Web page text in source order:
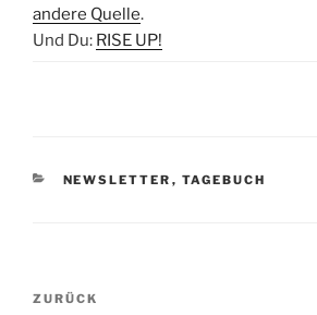
andere Quelle.
Und Du: RISE UP!
KATEGORIEN
NEWSLETTER , TAGEBUCH
Beitragsnavigation
Vorheriger
ZURÜCK